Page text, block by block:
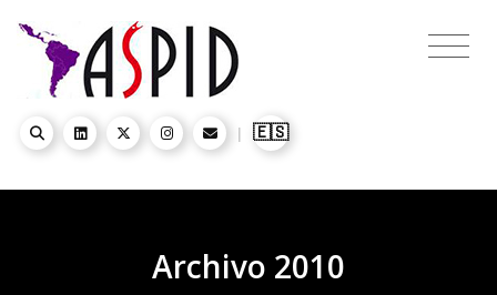
| 🇪🇸
Archivo 2010